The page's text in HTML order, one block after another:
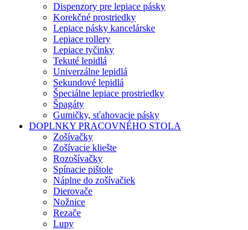
Dispenzory pre lepiace pásky
Korekčné prostriedky
Lepiace pásky kancelárske
Lepiace rollery
Lepiace tyčinky
Tekuté lepidlá
Univerzálne lepidlá
Sekundové lepidlá
Špeciálne lepiace prostriedky
Špagáty
Gumičky, sťahovacie pásky
DOPLNKY PRACOVNÉHO STOLA
Zošívačky
Zošívacie kliešte
Rozošívačky
Spínacie pištole
Náplne do zošívačiek
Dierovače
Nožnice
Rezače
Lupy